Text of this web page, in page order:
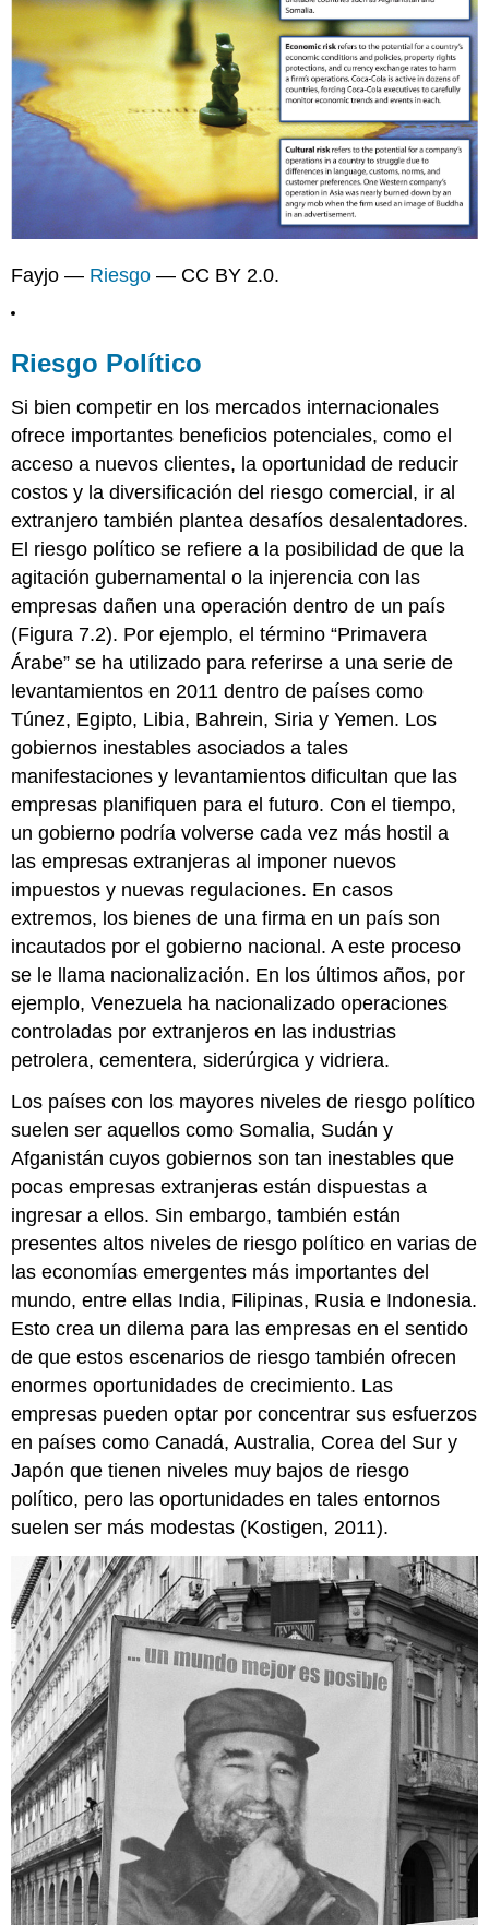
Fayjo — Riesgo — CC BY 2.0.
Riesgo Político
Si bien competir en los mercados internacionales
ofrece importantes beneficios potenciales, como el
acceso a nuevos clientes, la oportunidad de reducir
costos y la diversificación del riesgo comercial, ir al
extranjero también plantea desafíos desalentadores.
El riesgo político se refiere a la posibilidad de que la
agitación gubernamental o la injerencia con las
empresas dañen una operación dentro de un país
(Figura 7.2). Por ejemplo, el término “Primavera
Árabe” se ha utilizado para referirse a una serie de
levantamientos en 2011 dentro de países como
Túnez, Egipto, Libia, Bahrein, Siria y Yemen. Los
gobiernos inestables asociados a tales
manifestaciones y levantamientos dificultan que las
empresas planifiquen para el futuro. Con el tiempo,
un gobierno podría volverse cada vez más hostil a
las empresas extranjeras al imponer nuevos
impuestos y nuevas regulaciones. En casos
extremos, los bienes de una firma en un país son
incautados por el gobierno nacional. A este proceso
se le llama nacionalización. En los últimos años, por
ejemplo, Venezuela ha nacionalizado operaciones
controladas por extranjeros en las industrias
petrolera, cementera, siderúrgica y vidriera.
Los países con los mayores niveles de riesgo político
suelen ser aquellos como Somalia, Sudán y
Afganistán cuyos gobiernos son tan inestables que
pocas empresas extranjeras están dispuestas a
ingresar a ellos. Sin embargo, también están
presentes altos niveles de riesgo político en varias de
las economías emergentes más importantes del
mundo, entre ellas India, Filipinas, Rusia e Indonesia.
Esto crea un dilema para las empresas en el sentido
de que estos escenarios de riesgo también ofrecen
enormes oportunidades de crecimiento. Las
empresas pueden optar por concentrar sus esfuerzos
en países como Canadá, Australia, Corea del Sur y
Japón que tienen niveles muy bajos de riesgo
político, pero las oportunidades en tales entornos
suelen ser más modestas (Kostigen, 2011).